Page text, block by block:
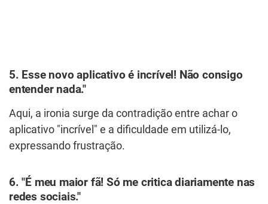
5. Esse novo aplicativo é incrível! Não consigo
entender nada."
Aqui, a ironia surge da contradição entre achar o
aplicativo "incrível" e a dificuldade em utilizá-lo,
expressando frustração.
6. "É meu maior fã! Só me critica diariamente nas
redes sociais."